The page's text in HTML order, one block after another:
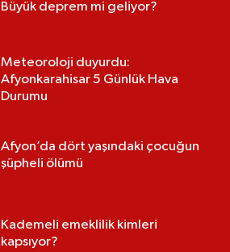
Büyük deprem mi geliyor?
Meteoroloji duyurdu:
Afyonkarahisar 5 Günlük Hava
Durumu
Afyon’da dört yaşındaki çocuğun
şüpheli ölümü
Kademeli emeklilik kimleri
kapsıyor?